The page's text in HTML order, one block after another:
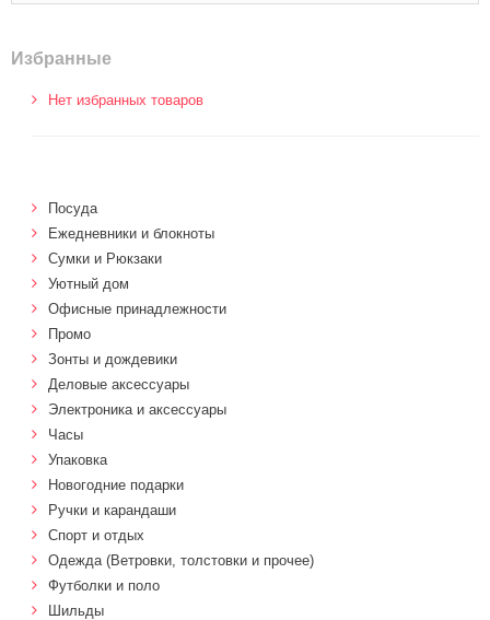
Избранные
Нет избранных товаров
Посуда
Ежедневники и блокноты
Сумки и Рюкзаки
Уютный дом
Офисные принадлежности
Промо
Зонты и дождевики
Деловые аксессуары
Электроника и аксессуары
Часы
Упаковка
Новогодние подарки
Ручки и карандаши
Спорт и отдых
Одежда (Ветровки, толстовки и прочее)
Футболки и поло
Шильды